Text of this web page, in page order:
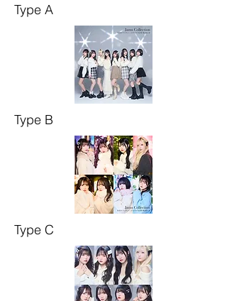
Type A
Type B
Type C